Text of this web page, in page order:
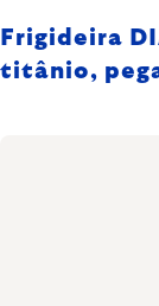
Frigideira
titânio,